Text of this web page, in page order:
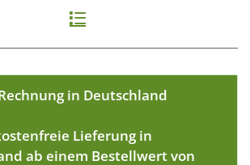
in Deutschland
Lieferung in
ab einem Bestellwert von